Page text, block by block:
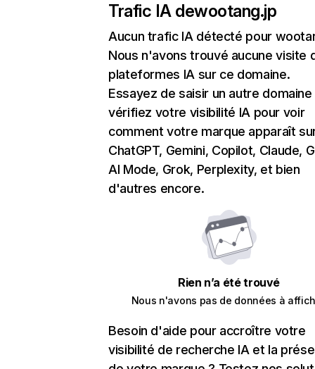
Trafic IA dewootang.jp
Aucun trafic IA détecté pour
Nous n'avons trouvé aucune visite
plateformes IA sur ce domaine.
Essayez de saisir un autre domaine
vérifiez votre visibilité IA pour voir
comment votre marque apparaît
ChatGPT, Gemini, Copilot, Claude,
AI Mode, Grok, Perplexity, et bien
d'autres encore.
Rien n’a été trouvé
Nous n'avons pas de données à
Besoin d'aide pour accroître votre
visibilité de recherche IA et la